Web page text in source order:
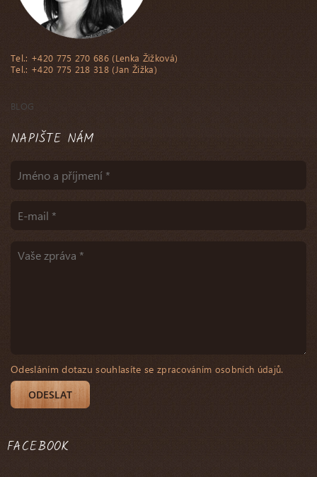
Tel.: +420 775 270 686 (Lenka Žižková)
Tel.: +420 775 218 318 (Jan Žižka)
BLOG
NAPIŠTE NÁM
Odesláním dotazu souhlasíte se zpracováním osobních údajů.
FACEBOOK